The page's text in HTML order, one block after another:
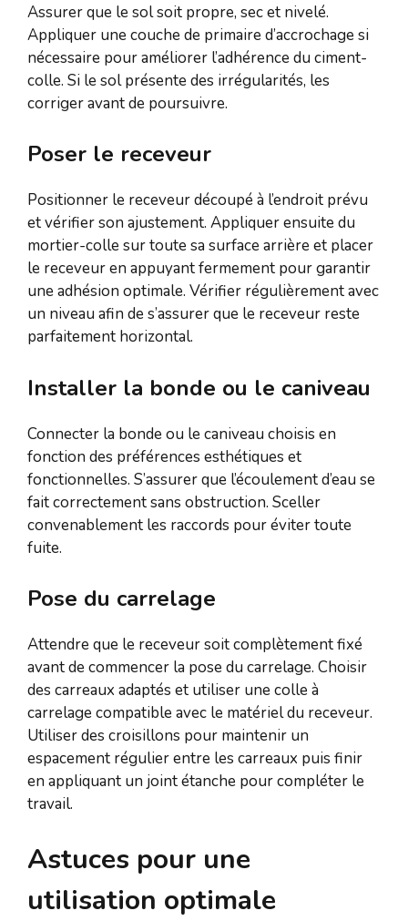
Assurer que le sol soit propre, sec et nivelé.
Appliquer une couche de primaire d’accrochage si
nécessaire pour améliorer l’adhérence du ciment-
colle. Si le sol présente des irrégularités, les
corriger avant de poursuivre.
Poser le receveur
Positionner le receveur découpé à l’endroit prévu
et vérifier son ajustement. Appliquer ensuite du
mortier-colle sur toute sa surface arrière et placer
le receveur en appuyant fermement pour garantir
une adhésion optimale. Vérifier régulièrement avec
un niveau afin de s’assurer que le receveur reste
parfaitement horizontal.
Installer la bonde ou le caniveau
Connecter la bonde ou le caniveau choisis en
fonction des préférences esthétiques et
fonctionnelles. S’assurer que l’écoulement d’eau se
fait correctement sans obstruction. Sceller
convenablement les raccords pour éviter toute
fuite.
Pose du carrelage
Attendre que le receveur soit complètement fixé
avant de commencer la pose du carrelage. Choisir
des carreaux adaptés et utiliser une colle à
carrelage compatible avec le matériel du receveur.
Utiliser des croisillons pour maintenir un
espacement régulier entre les carreaux puis finir
en appliquant un joint étanche pour compléter le
travail.
Astuces pour une
utilisation optimale